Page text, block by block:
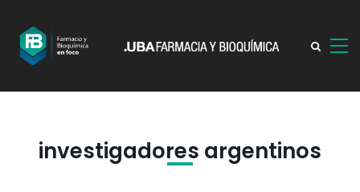
investigadores argentinos